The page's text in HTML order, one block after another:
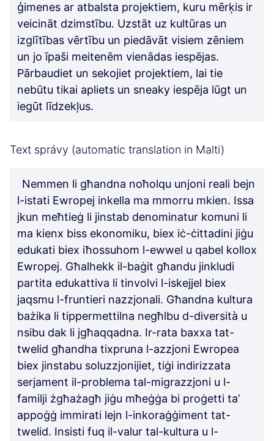
ģimenes ar atbalsta projektiem, kuru mērķis ir
veicināt dzimstību. Uzstāt uz kultūras un
izglītības vērtību un piedāvāt visiem zēniem
un jo īpaši meitenēm vienādas iespējas.
Pārbaudiet un sekojiet projektiem, lai tie
nebūtu tikai apliets un sneaky iespēja lūgt un
iegūt līdzekļus.
Text správy (automatic translation in Malti)
Nemmen li għandna noħolqu unjoni reali bejn
l-istati Ewropej inkella ma mmorru mkien. Issa
jkun meħtieġ li jinstab denominatur komuni li
ma kienx biss ekonomiku, biex iċ-ċittadini jiġu
edukati biex iħossuhom l-ewwel u qabel kollox
Ewropej. Għalhekk il-baġit għandu jinkludi
partita edukattiva li tinvolvi l-iskejjel biex
jaqsmu l-fruntieri nazzjonali. Għandna kultura
bażika li tippermettilna negħlbu d-diversità u
nsibu dak li jgħaqqadna. Ir-rata baxxa tat-
twelid għandha tixpruna l-azzjoni Ewropea
biex jinstabu soluzzjonijiet, tiġi indirizzata
serjament il-problema tal-migrazzjoni u l-
familji żgħażagħ jiġu mħeġġa bi proġetti ta’
appoġġ immirati lejn l-inkoraġġiment tat-
twelid. Insisti fuq il-valur tal-kultura u l-